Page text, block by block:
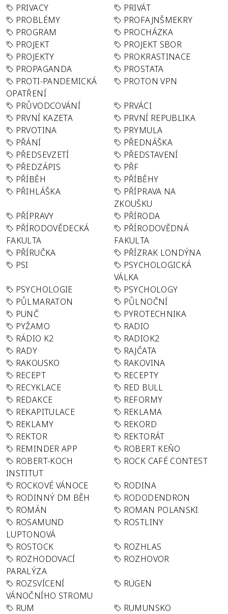
PRIVACY
PRIVÁT
PROBLÉMY
PROFAJNŠMEKRY
PROGRAM
PROCHÁZKA
PROJEKT
PROJEKT SBOR
PROJEKTY
PROKRASTINACE
PROPAGANDA
PROSTATA
PROTI-PANDEMICKÁ
OPATŘENÍ
PROTON VPN
PRŮVODCOVÁNÍ
PRVÁCI
PRVNÍ KAZETA
PRVNÍ REPUBLIKA
PRVOTINA
PRYMULA
PŘÁNÍ
PŘEDNÁŠKA
PŘEDSEVZETÍ
PŘEDSTAVENÍ
PŘEDZÁPIS
PŘF
PŘÍBĚH
PŘÍBĚHY
PŘIHLÁŠKA
PŘÍPRAVA NA
ZKOUŠKU
PŘÍPRAVY
PŘÍRODA
PŘÍRODOVĚDECKÁ
FAKULTA
PŘÍRODOVĚDNÁ
FAKULTA
PŘÍRUČKA
PŘÍZRAK LONDÝNA
PSI
PSYCHOLOGICKÁ
VÁLKA
PSYCHOLOGIE
PSYCHOLOGY
PŮLMARATON
PŮLNOČNÍ
PUNČ
PYROTECHNIKA
PYŽAMO
RADIO
RÁDIO K2
RADIOK2
RADY
RAJČATA
RAKOUSKO
RAKOVINA
RECEPT
RECEPTY
RECYKLACE
RED BULL
REDAKCE
REFORMY
REKAPITULACE
REKLAMA
REKLAMY
REKORD
REKTOR
REKTORÁT
REMINDER APP
ROBERT KEŇO
ROBERT-KOCH
INSTITUT
ROCK CAFÉ CONTEST
ROCKOVÉ VÁNOCE
RODINA
RODINNÝ DM BĚH
RODODENDRON
ROMÁN
ROMAN POLANSKI
ROSAMUND
LUPTONOVÁ
ROSTLINY
ROSTOCK
ROZHLAS
ROZHODOVACÍ
PARALÝZA
ROZHOVOR
ROZSVÍCENÍ
VÁNOČNÍHO STROMU
RÜGEN
RUM
RUMUNSKO